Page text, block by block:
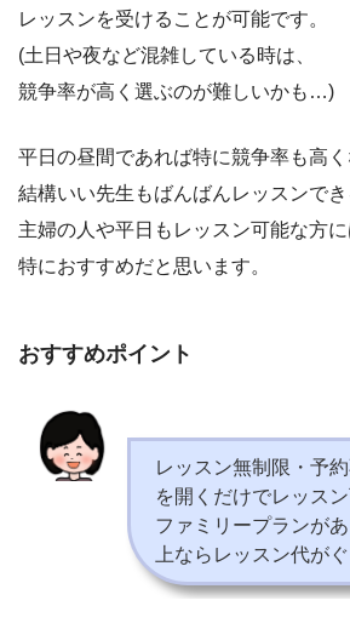
レッスンを受けることが可能です。
(土日や夜など混雑している時は、
競争率が高く選ぶのが難しいかも…)
平日の昼間であれば特に競争率も高く
結構いい先生もばんばんレッスンでき
主婦の人や平日もレッスン可能な方に
特におすすめだと思います。
おすすめポイント
レッスン無制限・予
を開くだけでレッスン
ファミリープランが
上ならレッスン代が